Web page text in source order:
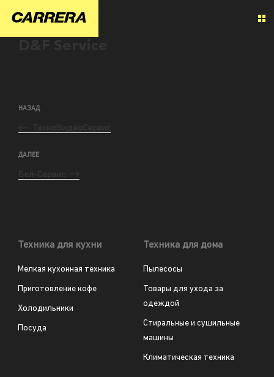
НАЗАД
ДАЛЕЕ
Техника для кухни
Мелкая кухонная техника
Приготовление кофе
Холодильники
Посуда
Техника для дома
Пылесосы
Товары для ухода за
одеждой
Стиральные и сушильные
машины
Климатическая техника